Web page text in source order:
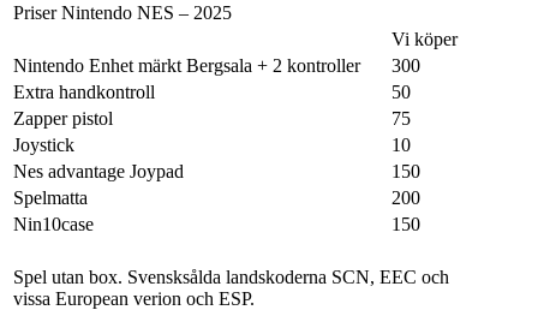
Priser Nintendo NES – 2025
Vi köper
Nintendo Enhet märkt Bergsala + 2 kontroller
300
Extra handkontroll
50
Zapper pistol
75
Joystick
10
Nes advantage Joypad
150
Spelmatta
200
Nin10case
150
Spel utan box. Svensksålda landskoderna SCN, EEC och
vissa European verion och ESP.